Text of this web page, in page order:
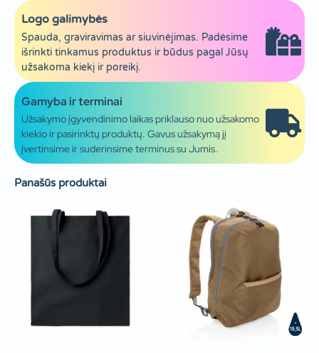
Logo galimybės
Spauda, graviravimas ar siuvinėjimas. Padėsime
išrinkti tinkamus produktus ir būdus pagal Jūsų
užsakoma kiekį ir poreikį.
Gamyba ir terminai
Užsakymo įgyvendinimo laikas priklauso nuo užsakomo
kiekio ir pasirinktų produktų. Gavus užsakymą jį
įvertinsime ir suderinsime terminus su Jumis.
Panašūs produktai